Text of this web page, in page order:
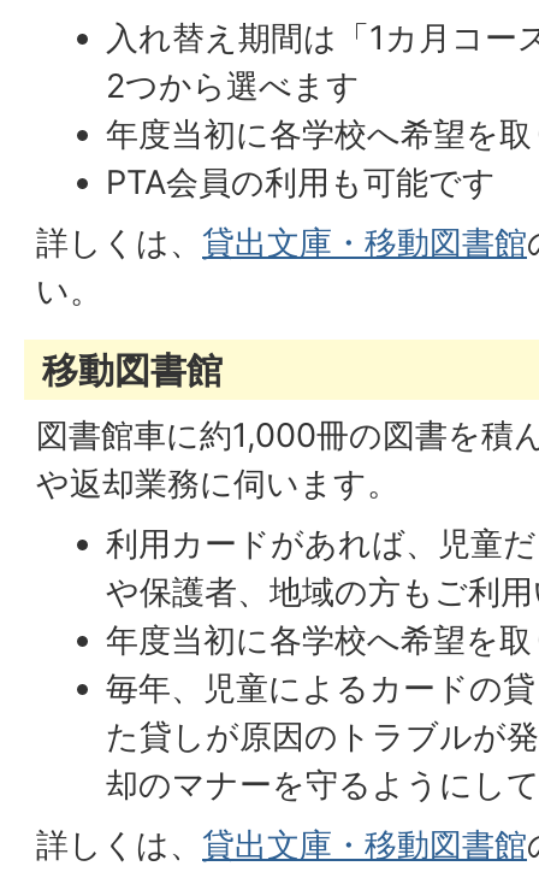
入れ替え期間は「1カ月コー
2つから選べます
年度当初に各学校へ希望を
PTA会員の利用も可能です
詳しくは、 貸出文庫・移動図書館
い。
移動図書館
図書館車に約1,000冊の図書を積
や返却業務に伺います。
利用カードがあれば、児童
や保護者、地域の方もご利
年度当初に各学校へ希望を
毎年、児童によるカードの
た貸しが原因のトラブルが
却のマナーを守るようにし
詳しくは、 貸出文庫・移動図書館